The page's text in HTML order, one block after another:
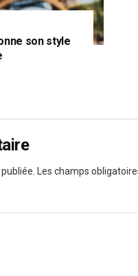
son style
Les champs